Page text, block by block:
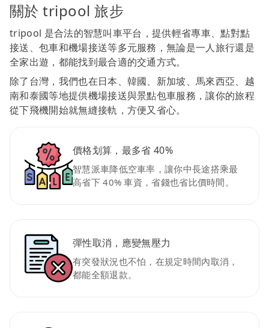
關於 tripool 旅步
tripool 是合法的智慧叫車平台，提供輕省專車、點對點
接送、包車和機場接送等多元服務，無論是一人旅行還是
全家出遊，都能找到最合適的交通方式。
除了台灣，我們也在日本、韓國、新加坡、馬來西亞、越
南和泰國等地提供機場接送與景點包車服務，讓你的旅程
從下飛機開始就無縫接軌，方便又省心。
價格划算，最多省 40%
智慧派車降低空車率，讓你中長途搭乘最
高省下 40% 車資，省錢也省比價時間。
彈性取消，應變無壓力
有突發狀況也不怕，在規定時間內取消，
都能全額退款。